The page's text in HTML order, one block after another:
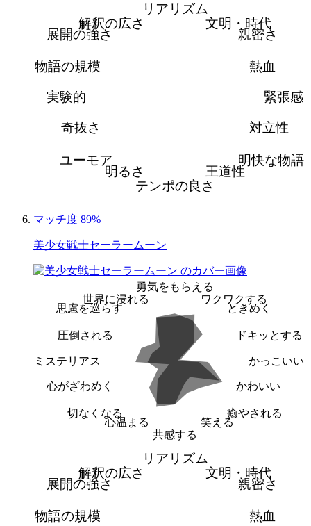
リアリズム
文明・時代
親密さ
熱血
緊張感
対立性
明快な物語
王道性
テンポの良さ
明るさ
ユーモア
奇抜さ
実験的
物語の規模
展開の強さ
解釈の広さ
マッチ度 89%
美少女戦士セーラームーン
勇気をもらえる
ワクワクする
ときめく
ドキッとする
かっこいい
かわいい
癒やされる
笑える
共感する
心温まる
切なくなる
心がざわめく
ミステリアス
圧倒される
思慮を巡らす
世界に浸れる
リアリズム
文明・時代
親密さ
熱血
物語の規模
展開の強さ
解釈の広さ